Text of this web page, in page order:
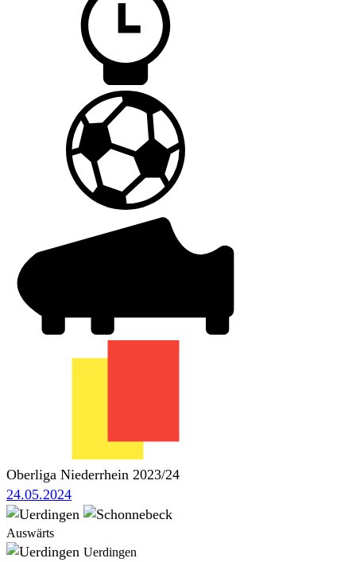
Oberliga Niederrhein 2023/24
24.05.2024
Auswärts
Uerdingen